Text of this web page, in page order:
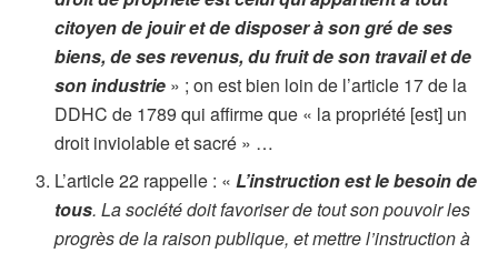
citoyen de jouir et de disposer à son gré de ses
biens, de ses revenus, du fruit de son travail et de
son industrie » ; on est bien loin de l’article 17 de la
DDHC de 1789 qui affirme que « la propriété [est] un
droit inviolable et sacré » …
L’article 22 rappelle : «L’instruction est le besoin de
tous. La société doit favoriser de tout son pouvoir les
progrès de la raison publique, et mettre l’instruction à